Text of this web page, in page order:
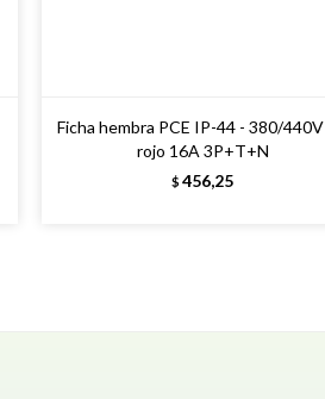
Ficha hembra PCE IP-44 - 380/
rojo 16A 3P+T+N
$ 456,25